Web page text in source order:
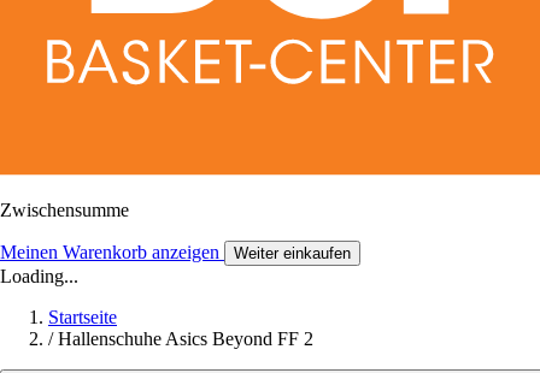
Zwischensumme
Meinen Warenkorb anzeigen Weiter einkaufen
Loading...
Startseite
/ Hallenschuhe Asics Beyond FF 2